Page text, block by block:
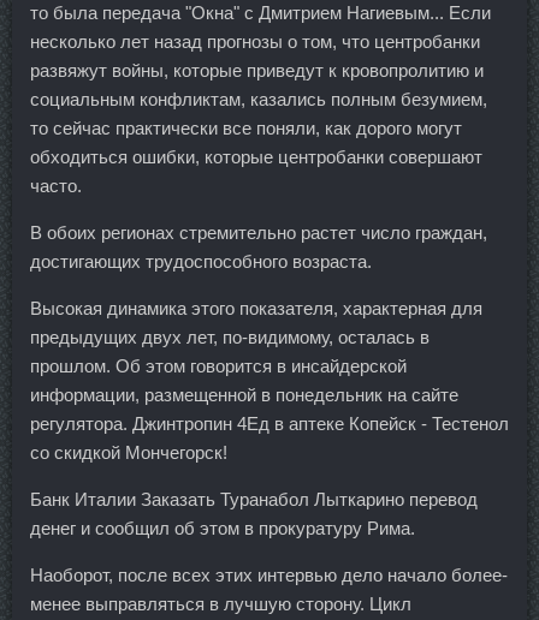
то была передача "Окна" с Дмитрием Нагиевым... Если
несколько лет назад прогнозы о том, что центробанки
развяжут войны, которые приведут к кровопролитию и
социальным конфликтам, казались полным безумием,
то сейчас практически все поняли, как дорого могут
обходиться ошибки, которые центробанки совершают
часто.
В обоих регионах стремительно растет число граждан,
достигающих трудоспособного возраста.
Высокая динамика этого показателя, характерная для
предыдущих двух лет, по-видимому, осталась в
прошлом. Об этом говорится в инсайдерской
информации, размещенной в понедельник на сайте
регулятора. Джинтропин 4Ед в аптеке Копейск - Тестенол
со скидкой Мончегорск!
Банк Италии Заказать Туранабол Лыткарино перевод
денег и сообщил об этом в прокуратуру Рима.
Наоборот, после всех этих интервью дело начало более-
менее выправляться в лучшую сторону. Цикл